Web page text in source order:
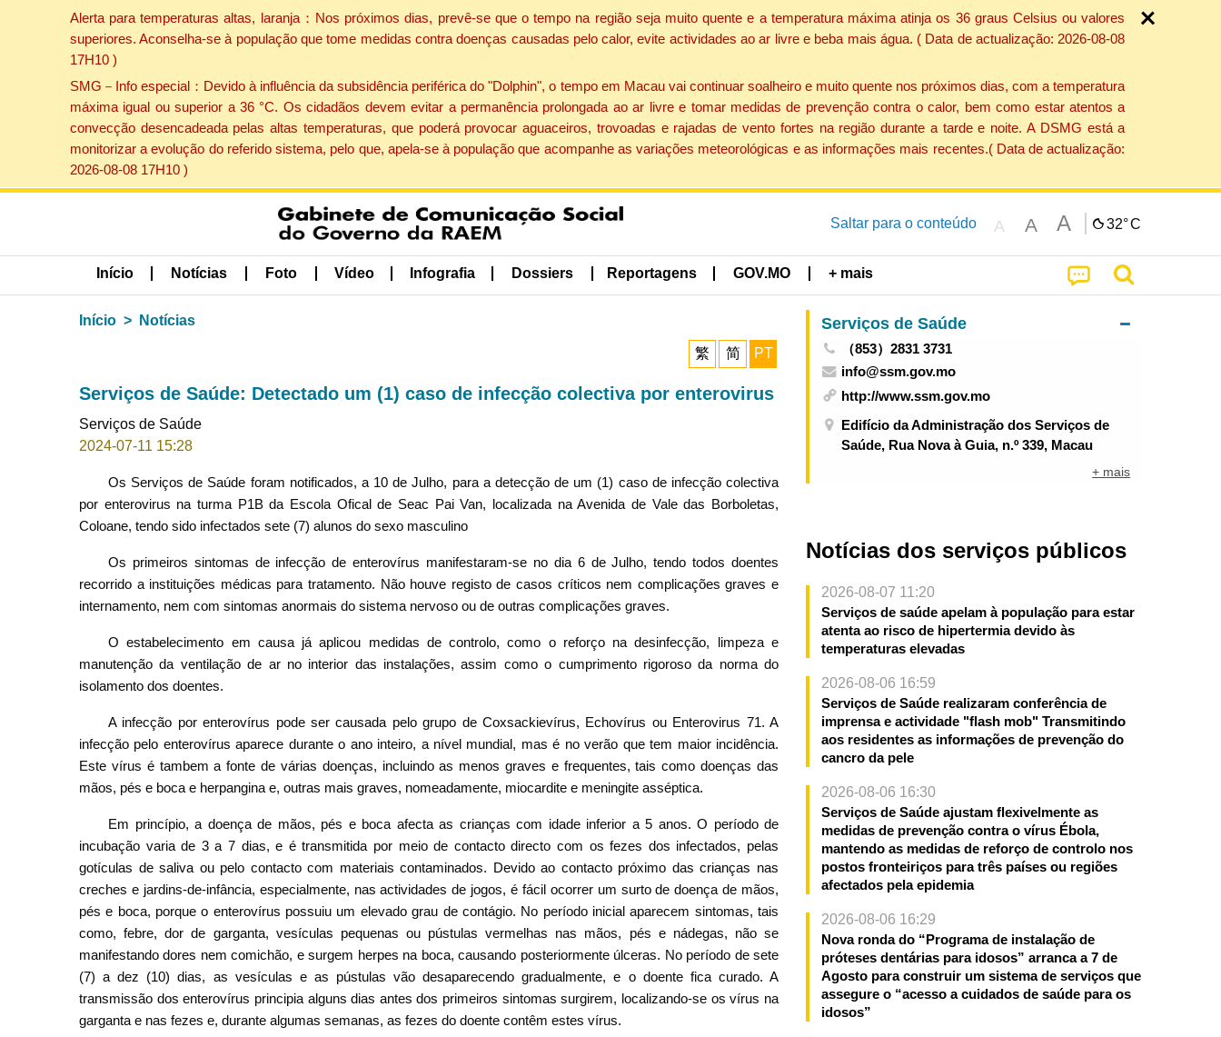
Alerta para temperaturas altas, laranja：Nos próximos dias, prevê-se que o tempo na região seja muito quente e a temperatura máxima atinja os 36 graus Celsius ou valores
superiores. Aconselha-se à população que tome medidas contra doenças causadas pelo calor, evite actividades ao ar livre e beba mais água. ( Data de actualização: 2026-08-08
17H10 )
SMG－Info especial：Devido à influência da subsidência periférica do "Dolphin", o tempo em Macau vai continuar soalheiro e muito quente nos próximos dias, com a temperatura
máxima igual ou superior a 36 °C. Os cidadãos devem evitar a permanência prolongada ao ar livre e tomar medidas de prevenção contra o calor, bem como estar atentos a
convecção desencadeada pelas altas temperaturas, que poderá provocar aguaceiros, trovoadas e rajadas de vento fortes na região durante a tarde e noite. A DSMG está a
monitorizar a evolução do referido sistema, pelo que, apela-se à população que acompanhe as variações meteorológicas e as informações mais recentes.( Data de actualização:
2026-08-08 17H10 )
Saltar para o conteúdo A A A 32°C
Início Notícias Foto Vídeo Infografia Dossiers Reportagens GOV.MO + mais
Início Notícias
繁 简 PT
Serviços de Saúde: Detectado um (1) caso de infecção colectiva por enterovirus
Serviços de Saúde
2024-07-11 15:28
Os Serviços de Saúde foram notificados, a 10 de Julho, para a detecção de um (1) caso de infecção colectiva
por enterovirus na turma P1B da Escola Ofical de Seac Pai Van, localizada na Avenida de Vale das Borboletas,
Coloane, tendo sido infectados sete (7) alunos do sexo masculino
Os primeiros sintomas de infecção de enterovírus manifestaram-se no dia 6 de Julho, tendo todos doentes
recorrido a instituições médicas para tratamento. Não houve registo de casos críticos nem complicações graves e
internamento, nem com sintomas anormais do sistema nervoso ou de outras complicações graves.
O estabelecimento em causa já aplicou medidas de controlo, como o reforço na desinfecção, limpeza e
manutenção da ventilação de ar no interior das instalações, assim como o cumprimento rigoroso da norma do
isolamento dos doentes.
A infecção por enterovírus pode ser causada pelo grupo de Coxsackievírus, Echovírus ou Enterovirus 71. A
infecção pelo enterovírus aparece durante o ano inteiro, a nível mundial, mas é no verão que tem maior incidência.
Este vírus é tambem a fonte de várias doenças, incluindo as menos graves e frequentes, tais como doenças das
mãos, pés e boca e herpangina e, outras mais graves, nomeadamente, miocardite e meningite asséptica.
Em princípio, a doença de mãos, pés e boca afecta as crianças com idade inferior a 5 anos. O período de
incubação varia de 3 a 7 dias, e é transmitida por meio de contacto directo com os fezes dos infectados, pelas
gotículas de saliva ou pelo contacto com materiais contaminados. Devido ao contacto próximo das crianças nas
creches e jardins-de-infância, especialmente, nas actividades de jogos, é fácil ocorrer um surto de doença de mãos,
pés e boca, porque o enterovírus possuiu um elevado grau de contágio. No período inicial aparecem sintomas, tais
como, febre, dor de garganta, vesículas pequenas ou pústulas vermelhas nas mãos, pés e nádegas, não se
manifestando dores nem comichão, e surgem herpes na boca, causando posteriormente úlceras. No período de sete
(7) a dez (10) dias, as vesículas e as pústulas vão desaparecendo gradualmente, e o doente fica curado. A
transmissão dos enterovírus principia alguns dias antes dos primeiros sintomas surgirem, localizando-se os vírus na
garganta e nas fezes e, durante algumas semanas, as fezes do doente contêm estes vírus.
Serviços de Saúde
（853）2831 3731
info@ssm.gov.mo
http://www.ssm.gov.mo
Edifício da Administração dos Serviços de
Saúde, Rua Nova à Guia, n.º 339, Macau
+ mais
Notícias dos serviços públicos
2026-08-07 11:20
Serviços de saúde apelam à população para estar
atenta ao risco de hipertermia devido às
temperaturas elevadas
2026-08-06 16:59
Serviços de Saúde realizaram conferência de
imprensa e actividade "flash mob" Transmitindo
aos residentes as informações de prevenção do
cancro da pele
2026-08-06 16:30
Serviços de Saúde ajustam flexivelmente as
medidas de prevenção contra o vírus Ébola,
mantendo as medidas de reforço de controlo nos
postos fronteiriços para três países ou regiões
afectados pela epidemia
2026-08-06 16:29
Nova ronda do “Programa de instalação de
próteses dentárias para idosos” arranca a 7 de
Agosto para construir um sistema de serviços que
assegure o “acesso a cuidados de saúde para os
idosos”